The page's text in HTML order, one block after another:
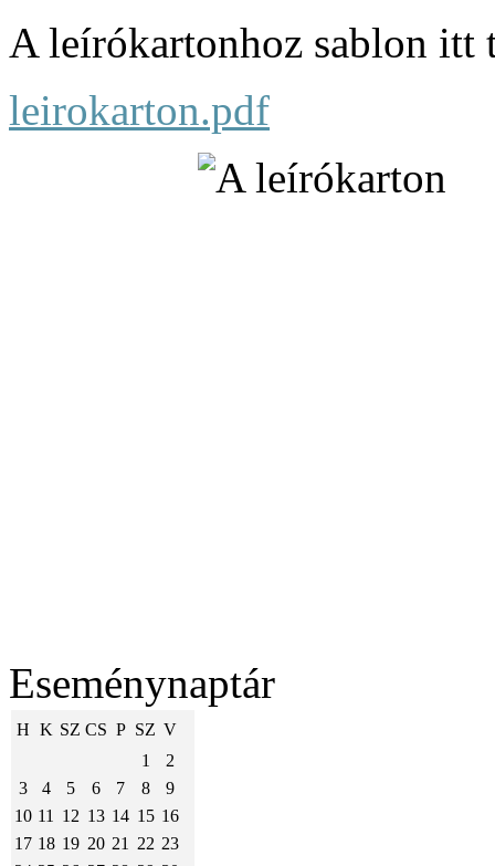
A leírókartonhoz sablon itt
leirokarton.pdf
Eseménynaptár
H K SZ CS P SZ V
1
2
3
4 5 6 7 8
9
10 11 12 13 14 15 16
17 18 19 20 21 22 23